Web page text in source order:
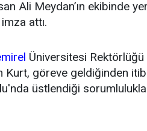
Ali Meydan’ın ekibinde
attı.
Üniversitesi
Kurt, göreve geldiğinden
üstlendiği